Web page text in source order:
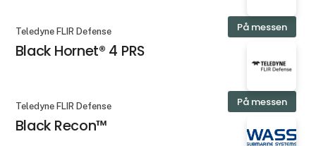
På messen
Teledyne FLIR Defense
Black Hornet® 4 PRS
På messen
Teledyne FLIR Defense
Black Recon™